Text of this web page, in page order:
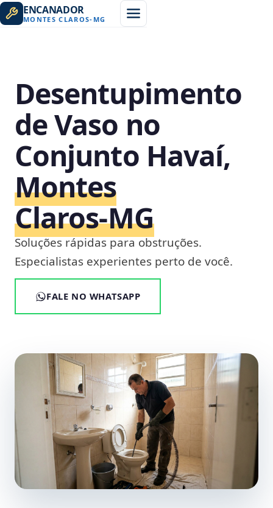
ENCANADOR
MONTES CLAROS- MG
Desentupimento
de Vaso no
Conjunto Havaí,
Montes
Claros‑MG
Soluções rápidas para obstruções.
Especialistas experientes perto de você.
FALE NO WHATSAPP